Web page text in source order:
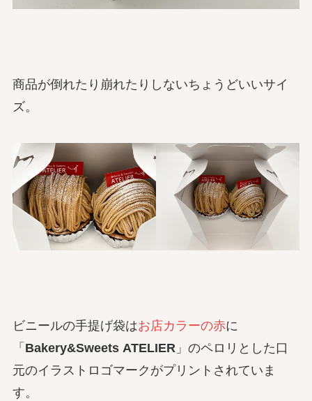
商品が倒れたり崩れたりしないちょうどいいサイ
ズ。
ビニールの手提げ袋はお店カラーの赤に
「 Bakery&Sweets ATELIER」のペロリとした口
元のイラストロゴマークがプリントされていま
す。